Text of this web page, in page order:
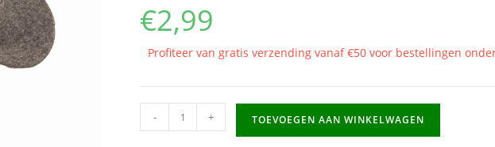
€2,99
Profiteer van gratis verzending vanaf €50 voor bestellingen
Muis
- + TOEVOEGEN AAN WINKELWAGEN